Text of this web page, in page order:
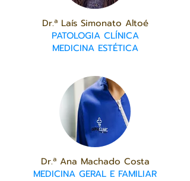
Dr.ª Laís Simonato Altoé
PATOLOGIA CLÍNICA
MEDICINA ESTÉTICA
Dr.ª Ana Machado Costa
MEDICINA GERAL E FAMILIAR